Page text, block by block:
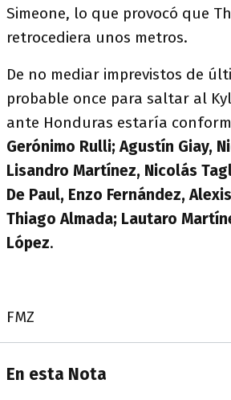
Simeone, lo que provocó que
retrocediera unos metros.
De no mediar imprevistos de
probable once para saltar al
ante Honduras estaría
Gerónimo Rulli; Agustín Giay,
Lisandro Martínez, Nicolás
De Paul, Enzo Fernández,
Thiago Almada; Lautaro
López.
FMZ
En esta Nota